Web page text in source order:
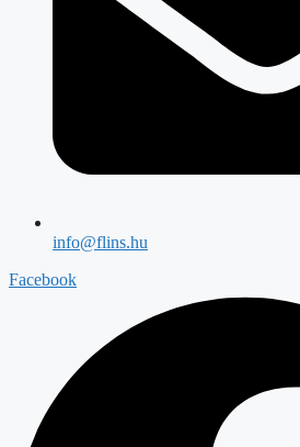
info@flins.hu
Facebook